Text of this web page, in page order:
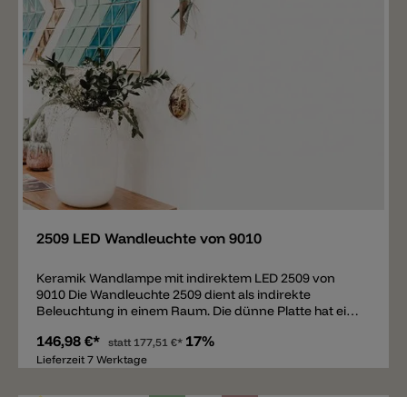
Merken
2509 LED Wandleuchte von 9010
Keramik Wandlampe mit indirektem LED 2509 von
9010 Die Wandleuchte 2509 dient als indirekte
Beleuchtung in einem Raum. Die dünne Platte hat eine
breiten Abstrahlwinkel an die Wand. Die Wandlampe
besteht aus hochwertiger Keramik und kann mit
146,98 €* statt 177,51 €* 17%
Lieferzeit 7 Werktage